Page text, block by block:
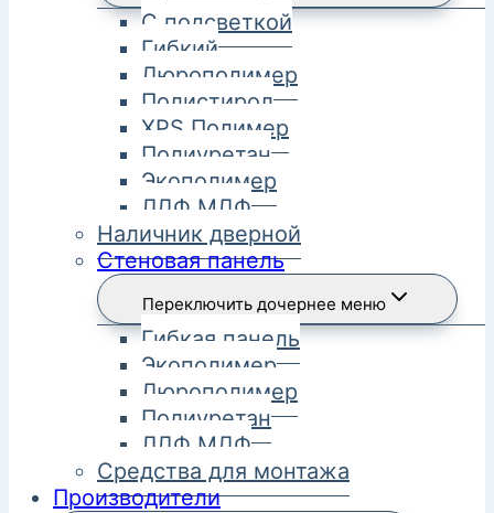
С подсветкой
Гибкий
Дюрополимер
Полистирол
XPS Полимер
Полиуретан
Экополимер
ЛДФ МДФ
Наличник дверной
Стеновая панель
Переключить дочернее меню
Гибкая панель
Экополимер
Дюрополимер
Полиуретан
ЛДФ МДФ
Средства для монтажа
Производители